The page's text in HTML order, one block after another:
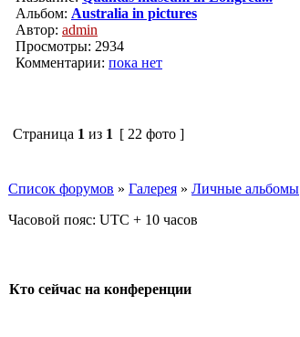
Альбом: Australia in pictures
Автор: admin
Просмотры: 2934
Комментарии: пока нет
Страница 1 из 1 [ 22 фото ]
Список форумов » Галерея » Личные альбомы
Часовой пояс: UTC + 10 часов
Кто сейчас на конференции